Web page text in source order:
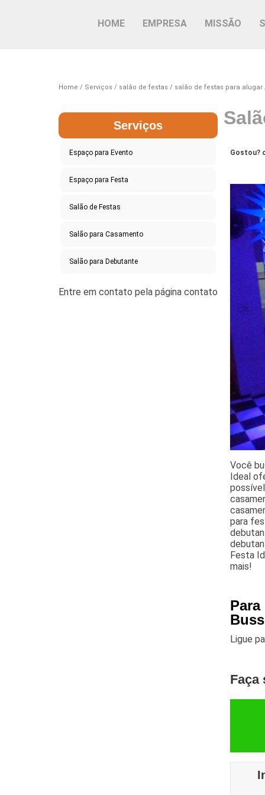
HOME EMPRESA MISSÃO
Home Serviços salão de festas salão de festas para alugar
Serviços
Espaço para Evento
Espaço para Festa
Salão de Festas
Salão para Casamento
Salão para Debutante
Gostou?
Você
Ideal
para
Festa
mais!
Ligue
Faça